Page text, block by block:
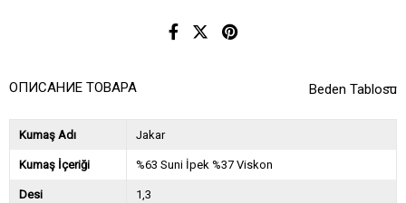
Beden Tablosu
ОПИСАНИЕ ТОВАРА
Kumaş Adı Jakar
Kumaş İçeriği %63 Suni İpek %37 Viskon
Desi 1,3